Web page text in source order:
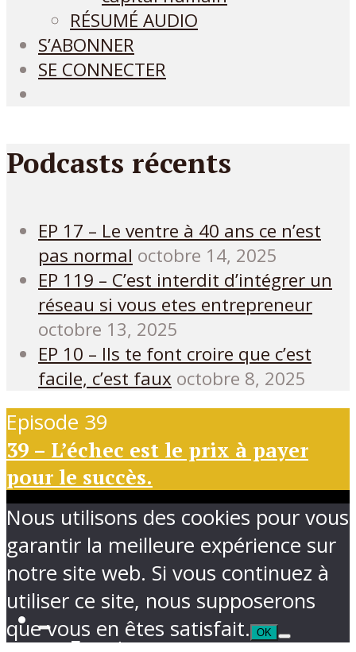
RÉSUMÉ AUDIO
S’ABONNER
SE CONNECTER
Podcasts récents
EP 17 – Le ventre à 40 ans ce n’est
pas normal octobre 14, 2025
EP 119 – C’est interdit d’intégrer un
réseau si vous etes entrepreneur
octobre 13, 2025
EP 10 – Ils te font croire que c’est
facile, c’est faux octobre 8, 2025
Episode 39
39 – L’échec est le prix à payer
pour le succès.
Nous utilisons des cookies pour vous
garantir la meilleure expérience sur
notre site web. Si vous continuez à
utiliser ce site, nous supposerons
que vous en êtes satisfait.
OK